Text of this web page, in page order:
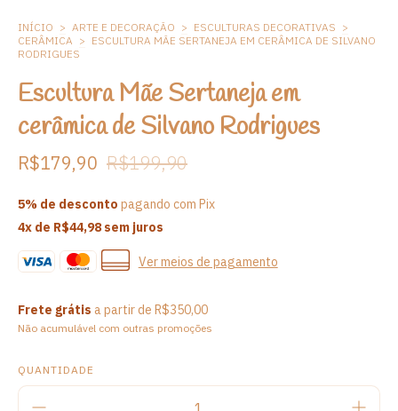
INÍCIO > ARTE E DECORAÇÃO > ESCULTURAS DECORATIVAS >
CERÂMICA > ESCULTURA MÃE SERTANEJA EM CERÂMICA DE SILVANO
RODRIGUES
Escultura Mãe Sertaneja em
cerâmica de Silvano Rodrigues
R$179,90 R$199,90
5% de desconto pagando com Pix
4x de R$44,98sem juros
Ver meios de pagamento
Frete grátis a partir de R$350,00
Não acumulável com outras promoções
QUANTIDADE